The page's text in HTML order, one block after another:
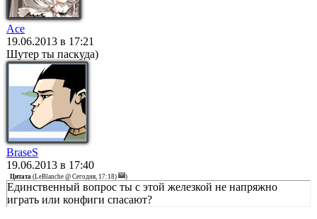
Ace
19.06.2013 в 17:21
Шутер ты паскуда)
BraseS
19.06.2013 в 17:40
Цитата (LeBlanche @ Сегодня, 17:18) )
Единственный вопрос ты с этой железкой не напряжно
играть или конфиги спасают?